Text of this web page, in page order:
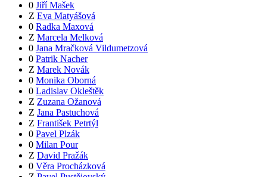
0 Jiří Mašek
Z Eva Matyášová
0 Radka Maxová
Z Marcela Melková
0 Jana Mračková Vildumetzová
0 Patrik Nacher
Z Marek Novák
0 Monika Oborná
0 Ladislav Okleštěk
Z Zuzana Ožanová
Z Jana Pastuchová
Z František Petrtýl
0 Pavel Plzák
0 Milan Pour
Z David Pražák
0 Věra Procházková